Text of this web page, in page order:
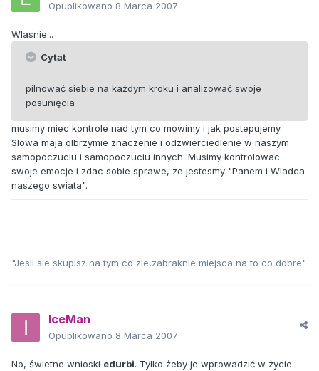
Opublikowano 8 Marca 2007
Wlasnie...
Cytat
pilnować siebie na każdym kroku i analizować swoje
posunięcia
musimy miec kontrole nad tym co mowimy i jak postepujemy.
Slowa maja olbrzymie znaczenie i odzwierciedlenie w naszym
samopoczuciu i samopoczuciu innych. Musimy kontrolowac
swoje emocje i zdac sobie sprawe, ze jestesmy "Panem i Wladca
naszego swiata".
"Jesli sie skupisz na tym co zle,zabraknie miejsca na to co dobre"
IceMan
Opublikowano 8 Marca 2007
No, świetne wnioski edurbi. Tylko żeby je wprowadzić w życie.